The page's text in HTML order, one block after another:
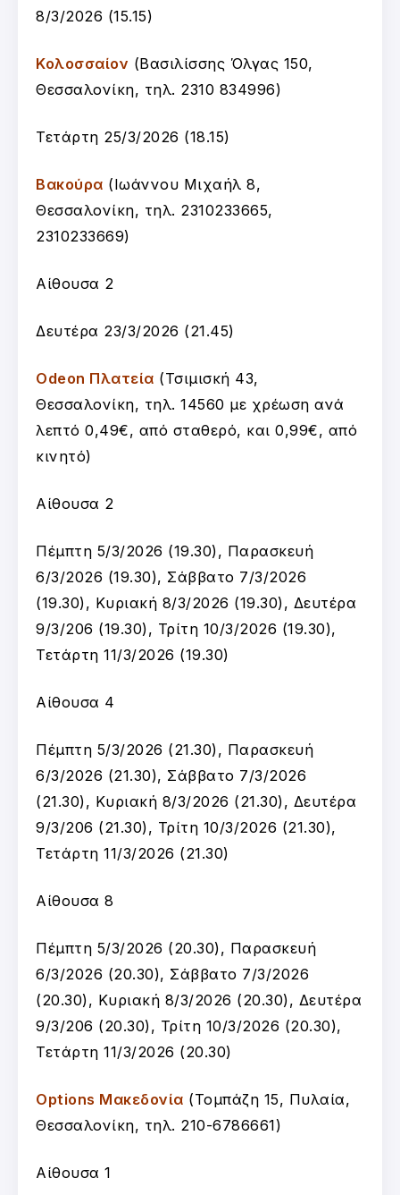
8/3/2026 (15.15)
Κολοσσαίον (Βασιλίσσης Όλγας 150,
Θεσσαλονίκη, τηλ. 2310 834996)
Τετάρτη 25/3/2026 (18.15)
Βακούρα (Ιωάννου Μιχαήλ 8,
Θεσσαλονίκη, τηλ. 2310233665,
2310233669)
Αίθουσα 2
Δευτέρα 23/3/2026 (21.45)
Odeon Πλατεία (Τσιμισκή 43,
Θεσσαλονίκη, τηλ. 14560 με χρέωση ανά
λεπτό 0,49€, από σταθερό, και 0,99€, από
κινητό)
Αίθουσα 2
Πέμπτη 5/3/2026 (19.30), Παρασκευή
6/3/2026 (19.30), Σάββατο 7/3/2026
(19.30), Κυριακή 8/3/2026 (19.30), Δευτέρα
9/3/206 (19.30), Τρίτη 10/3/2026 (19.30),
Τετάρτη 11/3/2026 (19.30)
Αίθουσα 4
Πέμπτη 5/3/2026 (21.30), Παρασκευή
6/3/2026 (21.30), Σάββατο 7/3/2026
(21.30), Κυριακή 8/3/2026 (21.30), Δευτέρα
9/3/206 (21.30), Τρίτη 10/3/2026 (21.30),
Τετάρτη 11/3/2026 (21.30)
Αίθουσα 8
Πέμπτη 5/3/2026 (20.30), Παρασκευή
6/3/2026 (20.30), Σάββατο 7/3/2026
(20.30), Κυριακή 8/3/2026 (20.30), Δευτέρα
9/3/206 (20.30), Τρίτη 10/3/2026 (20.30),
Τετάρτη 11/3/2026 (20.30)
Options Μακεδονία (Τομπάζη 15, Πυλαία,
Θεσσαλονίκη, τηλ. 210-6786661)
Αίθουσα 1